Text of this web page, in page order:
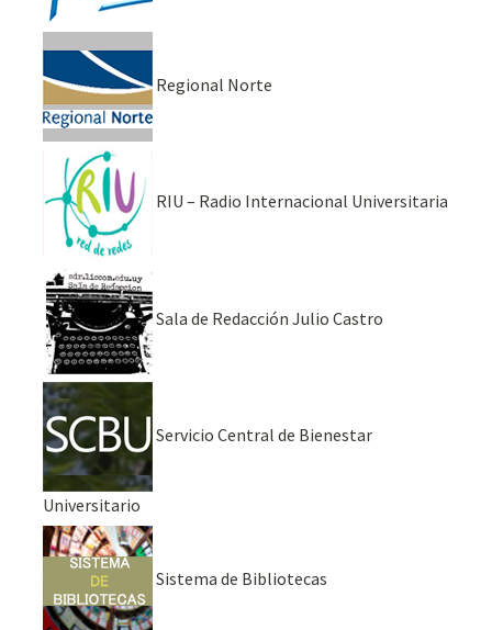
Regional Norte
RIU – Radio Internacional Universitaria
Sala de Redacción Julio Castro
Servicio Central de Bienestar
Universitario
Sistema de Bibliotecas